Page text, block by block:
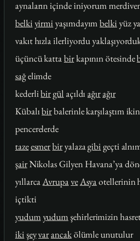
aynaların içinde iniyorum
belki yirmi yaşımdayımbelki yüz
vakıt hızla ilerliyordu
üçüncü kattabirkapının ötesinde
sağelimde
kederlibirgül açıldıağırağır
Kübalıbirbalerinle karşılaştım
pencerelerde
tazeesmerbiryalazagibi geçti
şairNikolas Gilyen Havana’ya
yıllarcaAvrupaveAsyaotellerinin
içtikti
yudumyudumşehirlerimizin
iki şeyvarancakölümle unutulur